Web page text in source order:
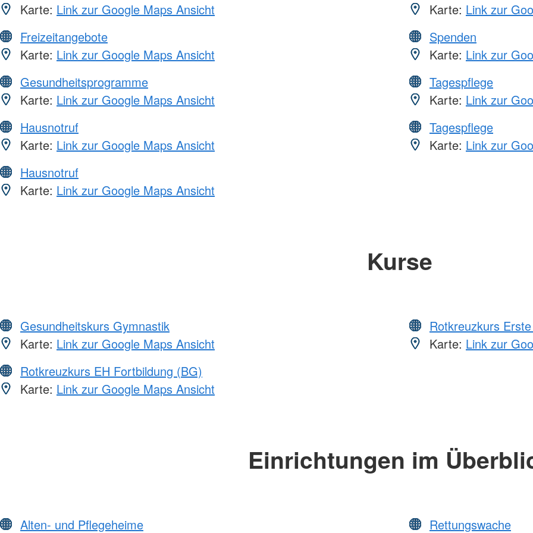
Karte: Link zur Google Maps Ansicht
Freizeitangebote
Karte: Link zur Google Maps Ansicht
Gesundheitsprogramme
Karte: Link zur Google Maps Ansicht
Hausnotruf
Karte: Link zur Google Maps Ansicht
Hausnotruf
Karte: Link zur Google Maps Ansicht
Karte: Link zur
Spenden
Karte: Link zur
Tagespflege
Karte: Link zur
Tagespflege
Karte: Link zur
Kurse
Gesundheitskurs Gymnastik
Karte: Link zur Google Maps Ansicht
Rotkreuzkurs EH Fortbildung (BG)
Karte: Link zur Google Maps Ansicht
Rotkreuzkurs
Karte: Link zur
Einrichtungen im
Alten- und Pflegeheime Rettungswache